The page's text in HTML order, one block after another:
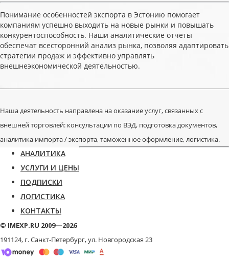
Понимание особенностей экспорта в Эстонию помогает
компаниям успешно выходить на новые рынки и повышать
конкурентоспособность. Наши аналитические отчеты
обеспечат всесторонний анализ рынка, позволяя адаптировать
стратегии продаж и эффективно управлять
внешнеэкономической деятельностью.
Наша деятельность направлена на оказание услуг, связанных с
внешней торговлей: консультации по ВЭД, подготовка документов,
аналитика импорта / экспорта, таможенное оформление, логистика.
АНАЛИТИКА
УСЛУГИ И ЦЕНЫ
ПОДПИСКИ
ЛОГИСТИКА
КОНТАКТЫ
© IMEXP.RU 2009—2026
191124, г. Санкт-Петербург,ул. Новгородская 23